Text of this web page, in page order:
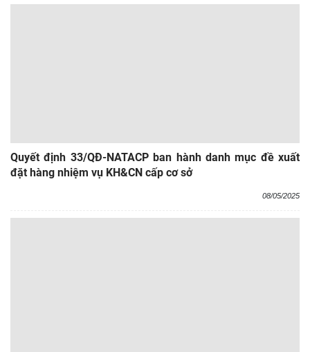
Quyết định 33/QĐ-NATACP ban hành danh mục đề xuất
đặt hàng nhiệm vụ KH&CN cấp cơ sở
08/05/2025